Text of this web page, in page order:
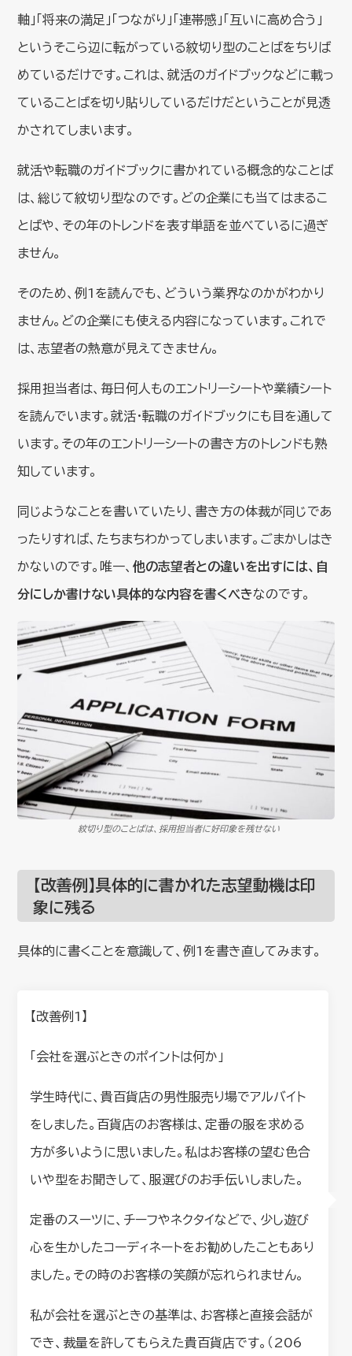
軸」「将来の満足」「つながり」「連帯感」「互いに高め合う」
というそこら辺に転がっている紋切り型のことばをちりば
めているだけです。これは、就活のガイドブックなどに載っ
ていることばを切り貼りしているだけだということが見透
かされてしまいます。
就活や転職のガイドブックに書かれている概念的なことば
は、総じて紋切り型なのです。どの企業にも当てはまるこ
とばや、その年のトレンドを表す単語を並べているに過ぎ
ません。
そのため、例1を読んでも、どういう業界なのかがわかり
ません。どの企業にも使える内容になっています。これで
は、志望者の熱意が見えてきません。
採用担当者は、毎日何人ものエントリーシートや業績シート
を読んでいます。就活・転職のガイドブックにも目を通して
います。その年のエントリーシートの書き方のトレンドも熟
知しています。
同じようなことを書いていたり、書き方の体裁が同じであ
ったりすれば、たちまちわかってしまいます。ごまかしはき
かないのです。唯一、他の志望者との違いを出すには、自
分にしか書けない具体的な内容を書くべきなのです。
紋切り型のことばは、採用担当者に好印象を残せない
【改善例】具体的に書かれた志望動機は印
象に残る
具体的に書くことを意識して、例1を書き直してみます。
【改善例1】
「会社を選ぶときのポイントは何か」
学生時代に、貴百貨店の男性服売り場でアルバイト
をしました。百貨店のお客様は、定番の服を求める
方が多いように思いました。私はお客様の望む色合
いや型をお聞きして、服選びのお手伝いしました。
定番のスーツに、チーフやネクタイなどで、少し遊び
心を生かしたコーディネートをお勧めしたこともあり
ました。その時のお客様の笑顔が忘れられません。
私が会社を選ぶときの基準は、お客様と直接会話が
でき、裁量を許してもらえた貴百貨店です。（206